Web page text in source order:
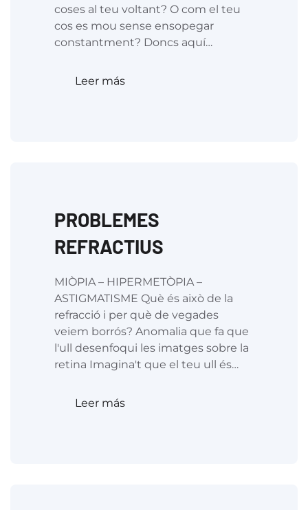
coses al teu voltant? O com el teu
cos es mou sense ensopegar
constantment? Doncs aquí…
Leer más
PROBLEMES
REFRACTIUS
MIÒPIA – HIPERMETÒPIA –
ASTIGMATISME Què és això de la
refracció i per què de vegades
veiem borrós? Anomalia que fa que
l'ull desenfoqui les imatges sobre la
retina Imagina't que el teu ull és…
Leer más